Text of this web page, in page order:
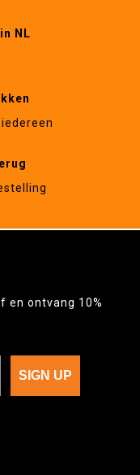
NL
en ontvang 10%
SIGN UP